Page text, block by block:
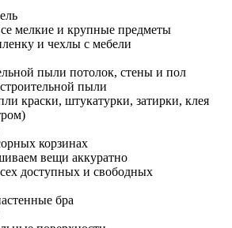
мелкие и крупные предметы
и чехлы с мебели
пыли потолок, стены и пол
пыли
краски, штукатурки, затирки, клея
корзинах
вещи аккуратно
доступных и свободных
бра